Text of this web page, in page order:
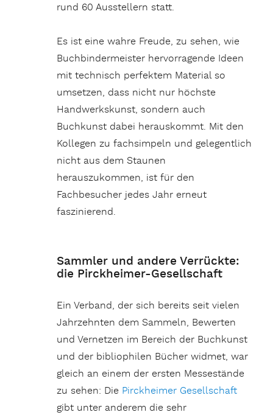
rund 60 Ausstellern statt.
Es ist eine wahre Freude, zu sehen, wie
Buchbindermeister hervorragende Ideen
mit technisch perfektem Material so
umsetzen, dass nicht nur höchste
Handwerkskunst, sondern auch
Buchkunst dabei herauskommt. Mit den
Kollegen zu fachsimpeln und gelegentlich
nicht aus dem Staunen
herauszukommen, ist für den
Fachbesucher jedes Jahr erneut
faszinierend.
Sammler und andere Verrückte:
die Pirckheimer-Gesellschaft
Ein Verband, der sich bereits seit vielen
Jahrzehnten dem Sammeln, Bewerten
und Vernetzen im Bereich der Buchkunst
und der bibliophilen Bücher widmet, war
gleich an einem der ersten Messestände
zu sehen: Die Pirckheimer Gesellschaft
gibt unter anderem die sehr